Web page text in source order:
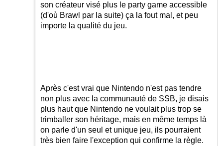
son créateur visé plus le party game accessible
(d'où Brawl par la suite) ça la fout mal, et peu
importe la qualité du jeu.
Après c'est vrai que Nintendo n'est pas tendre
non plus avec la communauté de SSB, je disais
plus haut que Nintendo ne voulait plus trop se
trimballer son héritage, mais en même temps là
on parle d'un seul et unique jeu, ils pourraient
très bien faire l'exception qui confirme la règle.